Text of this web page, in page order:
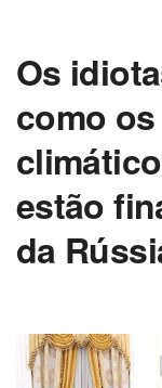
Os
como
estão
da